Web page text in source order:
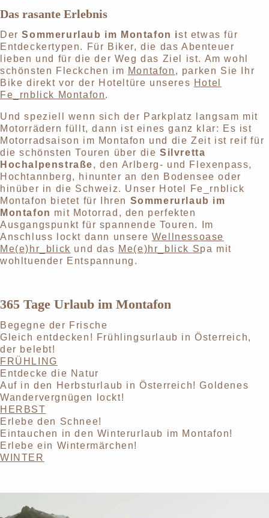
Das rasante Erlebnis
DerSommerurlaub im Montafon ist etwas für
Entdeckertypen. Für Biker, die das Abenteuer
lieben und für die der Weg das Ziel ist. Am wohl
schönsten Fleckchen im Montafon , parken Sie Ihr
Bike direkt vor der Hoteltüre unseres Hotel
Fe_rnblick Montafon.
Und speziell wenn sich der Parkplatz langsam mit
Motorrädern füllt, dann ist eines ganz klar: Es ist
Motorradsaison im Montafon und die Zeit ist reif für
die schönsten Touren über dieSilvretta
Hochalpenstraße, den Arlberg- und Flexenpass,
Hochtannberg, hinunter an den Bodensee oder
hinüber in die Schweiz. Unser Hotel Fe_rnblick
Montafon bietet für Ihren Sommerurlaub im
Montafon mit Motorrad, den perfekten
Ausgangspunkt für spannende Touren. Im
Anschluss lockt dann unsere Wellnessoase
Me(e)hr_blick und das Me(e)hr_blick Spa mit
wohltuender Entspannung.
365 Tage Urlaub im Montafon
Begegne der Frische
Gleich entdecken! Frühlingsurlaub in Österreich,
der belebt!
FRÜHLING
Entdecke die Natur
Auf in den Herbsturlaub in Österreich! Goldenes
Wandervergnügen lockt!
HERBST
Erlebe den Schnee!
Eintauchen in den Winterurlaub im Montafon!
Erlebe ein Wintermärchen!
WINTER